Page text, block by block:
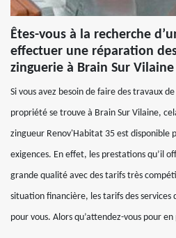
Êtes-vous à la recherche
effectuer une réparation
zinguerie à Brain Sur
Si vous avez besoin de faire des travaux
propriété se trouve à Brain Sur Vilaine,
zingueur Renov'Habitat 35 est disponible
exigences. En effet, les prestations qu’il
grande qualité avec des tarifs très
situation financière, les tarifs des
pour vous. Alors qu’attendez-vous pour